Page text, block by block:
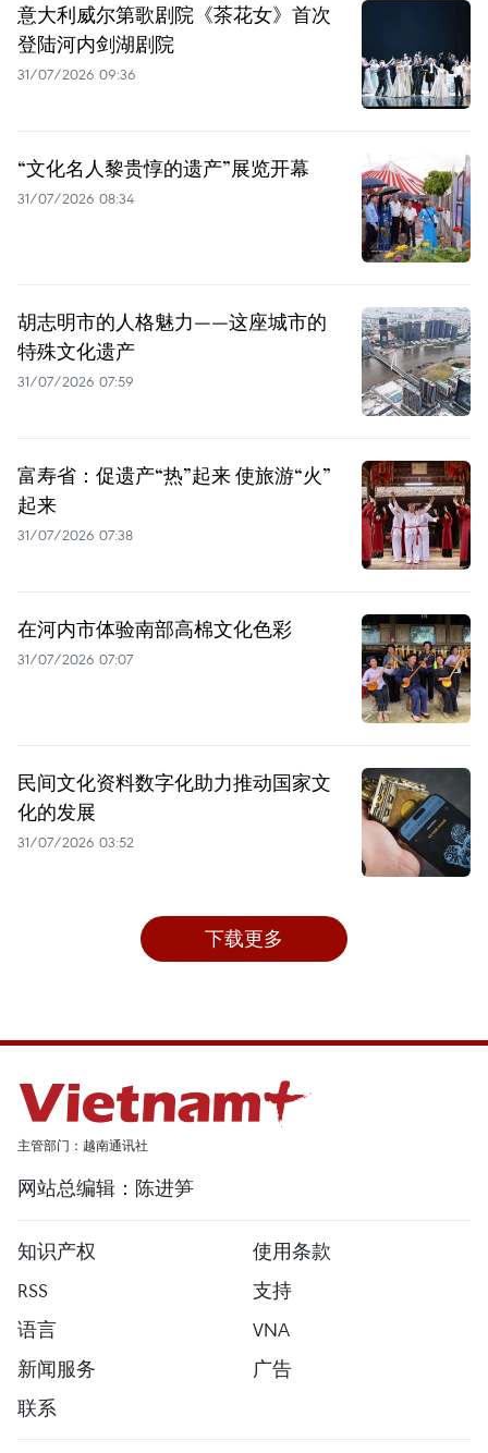
意大利威尔第歌剧院《茶花女》首次
登陆河内剑湖剧院
31/07/2026 09:36
“文化名人黎贵惇的遗产”展览开幕
31/07/2026 08:34
胡志明市的人格魅力——这座城市的
特殊文化遗产
31/07/2026 07:59
富寿省：促遗产“热”起来 使旅游“火”
起来
31/07/2026 07:38
在河内市体验南部高棉文化色彩
31/07/2026 07:07
民间文化资料数字化助力推动国家文
化的发展
31/07/2026 03:52
下载更多
主管部门：越南通讯社
网站总编辑：陈进笋
知识产权
使用条款
RSS
支持
语言
VNA
新闻服务
广告
联系